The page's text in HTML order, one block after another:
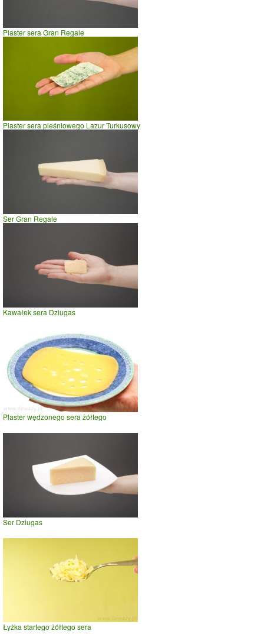
Plaster sera Gran Regale
Plaster sera pleśniowego Lazur Turkusowy
Ser Gran Regale
Kawałek sera Dziugas
Plaster wędzonego sera żółtego
Ser Dziugas
Łyżka startego żółtego sera